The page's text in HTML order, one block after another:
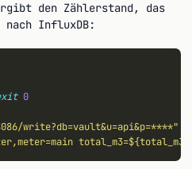
den Zählerstand, das
InfluxDB:
0
write?db=vault&u=api&p=****"